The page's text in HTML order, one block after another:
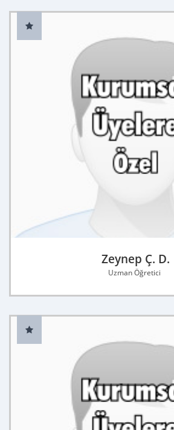
Zeynep Ç. D.
Uzman Öğretici